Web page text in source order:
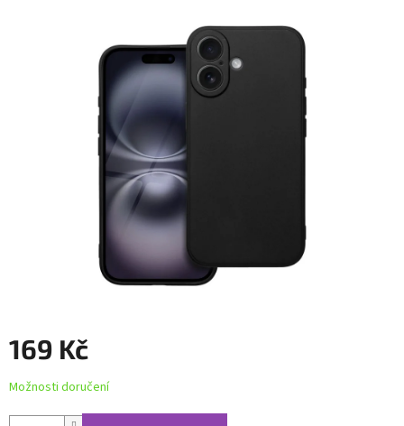
169 Kč
Měrná
cena:
Možnosti doručení